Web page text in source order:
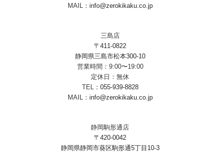
MAIL： info@zerokikaku.co.jp
三島店
〒411-0822
静岡県三島市松本300-10
営業時間：9:00〜19:00
定休日：無休
TEL： 055-939-8828
MAIL： info@zerokikaku.co.jp
静岡駒形通店
〒420-0042
静岡県静岡市葵区駒形通5丁目10-3